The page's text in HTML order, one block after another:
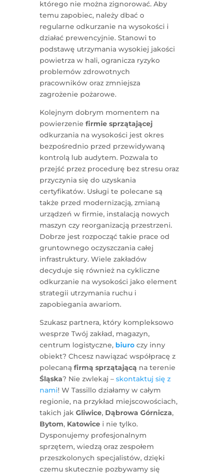
którego nie można zignorować. Aby
temu zapobiec, należy dbać o
regularne odkurzanie na wysokości i
działać prewencyjnie. Stanowi to
podstawę utrzymania wysokiej jakości
powietrza w hali, ogranicza ryzyko
problemów zdrowotnych
pracowników oraz zmniejsza
zagrożenie pożarowe.
Kolejnym dobrym momentem na
powierzenie firmie sprzątającej
odkurzania na wysokości jest okres
bezpośrednio przed przewidywaną
kontrolą lub audytem. Pozwala to
przejść przez procedurę bez stresu oraz
przyczynia się do uzyskania
certyfikatów. Usługi te polecane są
także przed modernizacją, zmianą
urządzeń w firmie, instalacją nowych
maszyn czy reorganizacją przestrzeni.
Dobrze jest rozpocząć takie prace od
gruntownego oczyszczania całej
infrastruktury. Wiele zakładów
decyduje się również na cykliczne
odkurzanie na wysokości jako element
strategii utrzymania ruchu i
zapobiegania awariom.
Szukasz partnera, który kompleksowo
wesprze Twój zakład, magazyn,
centrum logistyczne, biuroczy inny
obiekt? Chcesz nawiązać współpracę z
polecaną firmą sprzątającą na terenie
Śląska? Nie zwlekaj – skontaktuj się z
nami! W Tassillo działamy w całym
regionie, na przykład miejscowościach,
takich jak Gliwice, Dąbrowa Górnicza,
Bytom, Katowicei nie tylko.
Dysponujemy profesjonalnym
sprzętem, wiedzą oraz zespołem
przeszkolonych specjalistów, dzięki
czemu skutecznie pozbywamy się